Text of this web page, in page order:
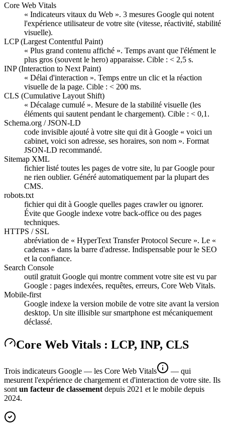
Core Web Vitals
« Indicateurs vitaux du Web ». 3 mesures Google qui notent
l'expérience utilisateur de votre site (vitesse, réactivité, stabilité
visuelle).
LCP (Largest Contentful Paint)
« Plus grand contenu affiché ». Temps avant que l'élément le
plus gros (souvent le hero) apparaisse. Cible : < 2,5 s.
INP (Interaction to Next Paint)
« Délai d'interaction ». Temps entre un clic et la réaction
visuelle de la page. Cible : < 200 ms.
CLS (Cumulative Layout Shift)
« Décalage cumulé ». Mesure de la stabilité visuelle (les
éléments qui sautent pendant le chargement). Cible : < 0,1.
Schema.org / JSON-LD
code invisible ajouté à votre site qui dit à Google « voici un
cabinet, voici son adresse, ses horaires, son nom ». Format
JSON-LD recommandé.
Sitemap XML
fichier listé toutes les pages de votre site, lu par Google pour
ne rien oublier. Généré automatiquement par la plupart des
CMS.
robots.txt
fichier qui dit à Google quelles pages crawler ou ignorer.
Évite que Google indexe votre back-office ou des pages
techniques.
HTTPS / SSL
abréviation de « HyperText Transfer Protocol Secure ». Le «
cadenas » dans la barre d'adresse. Indispensable pour le SEO
et la confiance.
Search Console
outil gratuit Google qui montre comment votre site est vu par
Google : pages indexées, requêtes, erreurs, Core Web Vitals.
Mobile-first
Google indexe la version mobile de votre site avant la version
desktop. Un site illisible sur smartphone est mécaniquement
déclassé.
Core Web Vitals : LCP, INP, CLS
Trois indicateurs Google — les Core Web Vitals
— qui
mesurent l'expérience de chargement et d'interaction de votre site. Ils
sont un facteur de classement depuis 2021 et le mobile depuis
2024.